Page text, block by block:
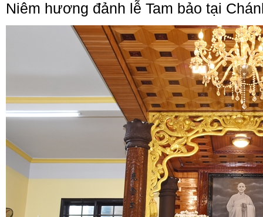
Niêm hương đảnh lễ Tam bảo tại